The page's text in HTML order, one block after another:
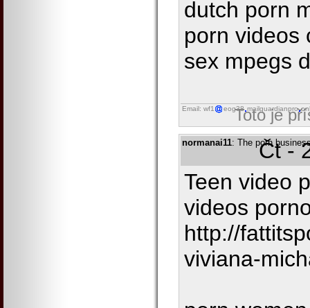
dutch porn
porn videos
sex mpegs
Email: wf1 eog38 mailguardianpro
Toto je
normanai11: The pornČt -
Teen video
videos
http://
viviana-